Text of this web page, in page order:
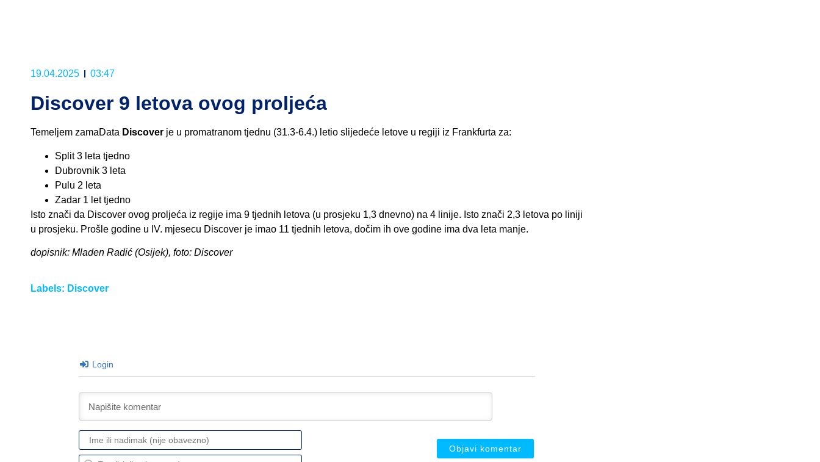
19.04.2025 03:47
Discover 9 letova ovog proljeća
Temeljem zamaData Discover je u promatranom tjednu (31.3-6.4.) letio slijedeće letove u regiji iz Frankfurta za:
Split 3 leta tjedno
Dubrovnik 3 leta
Pulu 2 leta
Zadar 1 let tjedno
Isto znači da Discover ovog proljeća iz regije ima 9 tjednih letova (u prosjeku 1,3 dnevno) na 4 linije. Isto znači 2,3 letova po liniji
u prosjeku. Prošle godine u IV. mjesecu Discover je imao 11 tjednih letova, dočim ih ove godine ima dva leta manje.
dopisnik: Mladen Radić (Osijek), foto: Discover
Labels: Discover
Login
Ime
ili
nadimak
Email